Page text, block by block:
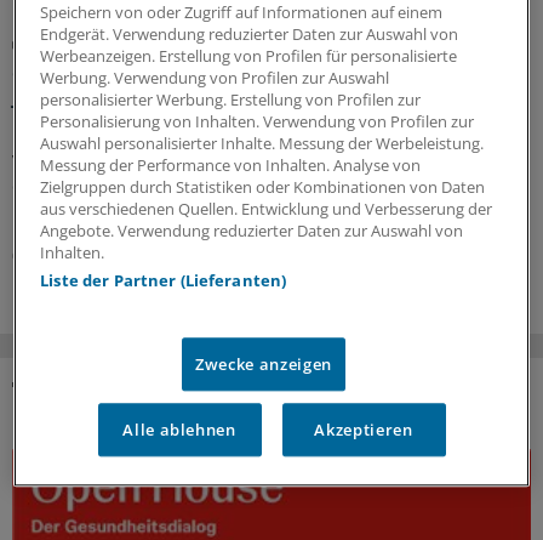
GKV-Spargesetz
Sparliste der KBV: So hoch könnten die Verluste
jeder Praxis sein
Die Kassenärztliche Bundesvereinigung hat eine Liste
vorgelegt, in der sie die möglichen finanziellen Folgen
des GKV-Spargesetzes pro Ärztin bzw. Arzt auflistet. Die
Unterschiede zwischen Haus- und Fachärzten sind groß.
05.08.2026
DAS KÖNNTE SIE AUCH INTERESSIEREN
Speichern von oder Zugriff auf Informationen auf einem
Endgerät. Verwendung reduzierter Daten zur Auswahl von
Werbeanzeigen. Erstellung von Profilen für personalisierte
Werbung. Verwendung von Profilen zur Auswahl
personalisierter Werbung. Erstellung von Profilen zur
Personalisierung von Inhalten. Verwendung von Profilen zur
Auswahl personalisierter Inhalte. Messung der Werbeleistung.
Messung der Performance von Inhalten. Analyse von
Zielgruppen durch Statistiken oder Kombinationen von Daten
aus verschiedenen Quellen. Entwicklung und Verbesserung der
Angebote. Verwendung reduzierter Daten zur Auswahl von
Inhalten.
Liste der Partner (Lieferanten)
Zwecke anzeigen
Alle ablehnen Akzeptieren